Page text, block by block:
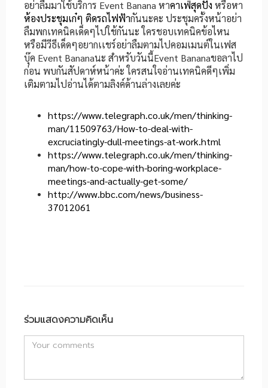
อย่าลืมมาใช้บริการ Event Banana หาคาเฟ่สุดปัง หรือหา
ห้องประชุมเก๋ๆ ติดรถไฟฟ้ากันนะคะ ประชุมครั้งหน้าอย่า
ลืมพกเทคนิคเด็ดๆไปใช้กันนะ ใครชอบเทคนิคข้อไหน
หรือมีวีธีเด็ดๆอยากเเชร์อย่าลืมตามไปคอมเมนต์ในเฟส
บุ๊ค Event Bananaนะ สำหรับวันนี้Event Bananaขอลาไป
ก่อน พบกันสัปดาห์หน้าค่ะ ใครสนใจอ่านเทคนิคดีๆเพิ่ม
เติมตามไปอ่านได้ตามลิงค์ด้านล่างเลยค่ะ
https://www.telegraph.co.uk/men/thinking-
man/11509763/How-to-deal-with-
excruciatingly-dull-meetings-at-work.html
https://www.telegraph.co.uk/men/thinking-
man/how-to-cope-with-boring-workplace-
meetings-and-actually-get-some/
http://www.bbc.com/news/business-
37012061
ร่วมแสดงความคิดเห็น